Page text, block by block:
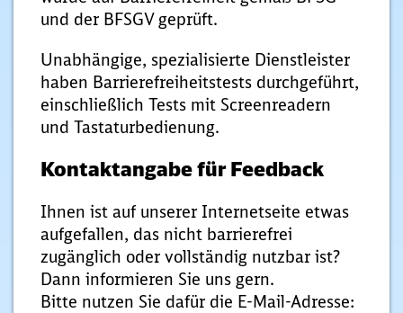
und der BFSGV geprüft.
Unabhängige, spezialisierte Dienstleister
haben Barrierefreiheitstests durchgeführt,
einschließlich Tests mit Screenreadern
und Tastaturbedienung.
Kontaktangabe für Feedback
Ihnen ist auf unserer Internetseite etwas
aufgefallen, das nicht barrierefrei
zugänglich oder vollständig nutzbar ist?
Dann informieren Sie uns gern.
Bitte nutzen Sie dafür die E-Mail-Adresse: